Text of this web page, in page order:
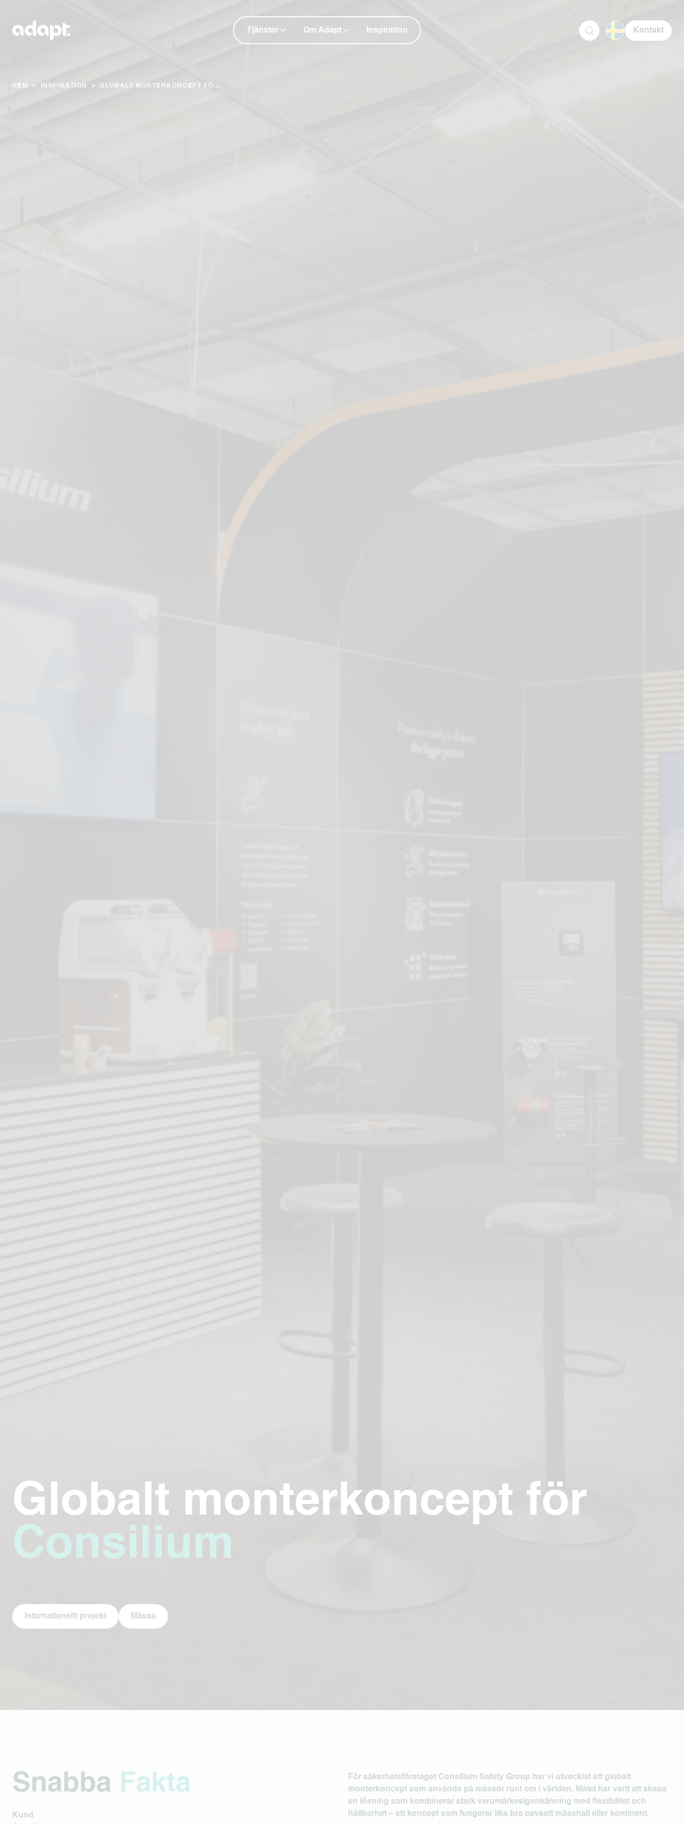
Tjänster Om Adapt Inspiration Kontakt
HEM > INSPIRATION > GLOBALT MONTERKONCEPT FÖR CONSILIUM
Globalt monterkoncept för
Consilium
Internationellt projekt Mässa
Snabba Fakta
Kund
För säkerhetsföretaget Consilium Safety Group har vi utvecklat ett globalt
monterkoncept som används på mässor runt om i världen. Målet har varit att skapa
en lösning som kombinerar stark varumärkesigenkänning med flexibilitet och
hållbarhet – ett koncept som fungerar lika bra oavsett mässhall eller kontinent.